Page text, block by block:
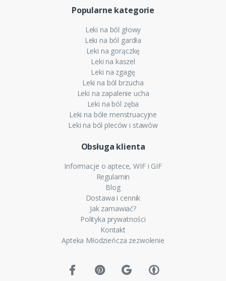
Popularne kategorie
Leki na ból głowy
Leki na ból gardła
Leki na gorączkę
Leki na kaszel
Leki na zgagę
Leki na ból brzucha
Leki na zapalenie ucha
Leki na ból zęba
Leki na bóle menstruacyjne
Leki na ból pleców i stawów
Obsługa klienta
Informacje o aptece, WIF i GIF
Regulamin
Blog
Dostawa i cennik
Jak zamawiać?
Polityka prywatności
Kontakt
Apteka Młodzieńcza zezwolenie